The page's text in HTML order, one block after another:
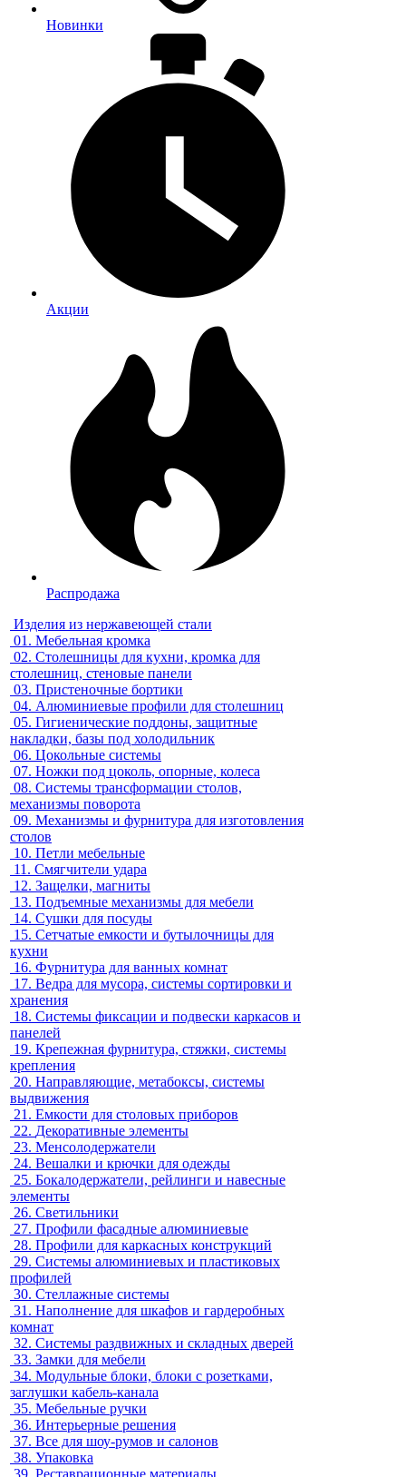
Новинки
Акции
Распродажа
Изделия из нержавеющей стали
01. Мебельная кромка
02. Столешницы для кухни, кромка для
столешниц, стеновые панели
03. Пристеночные бортики
04. Алюминиевые профили для столешниц
05. Гигиенические поддоны, защитные
накладки, базы под холодильник
06. Цокольные системы
07. Ножки под цоколь, опорные, колеса
08. Системы трансформации столов,
механизмы поворота
09. Механизмы и фурнитура для изготовления
столов
10. Петли мебельные
11. Смягчители удара
12. Защелки, магниты
13. Подъемные механизмы для мебели
14. Сушки для посуды
15. Сетчатые емкости и бутылочницы для
кухни
16. Фурнитура для ванных комнат
17. Ведра для мусора, системы сортировки и
хранения
18. Системы фиксации и подвески каркасов и
панелей
19. Крепежная фурнитура, стяжки, системы
крепления
20. Направляющие, метабоксы, системы
выдвижения
21. Емкости для столовых приборов
22. Декоративные элементы
23. Менсолодержатели
24. Вешалки и крючки для одежды
25. Бокалодержатели, рейлинги и навесные
элементы
26. Светильники
27. Профили фасадные алюминиевые
28. Профили для каркасных конструкций
29. Системы алюминиевых и пластиковых
профилей
30. Стеллажные системы
31. Наполнение для шкафов и гардеробных
комнат
32. Системы раздвижных и складных дверей
33. Замки для мебели
34. Модульные блоки, блоки с розетками,
заглушки кабель-канала
35. Мебельные ручки
36. Интерьерные решения
37. Все для шоу-румов и салонов
38. Упаковка
39. Реставрационные материалы